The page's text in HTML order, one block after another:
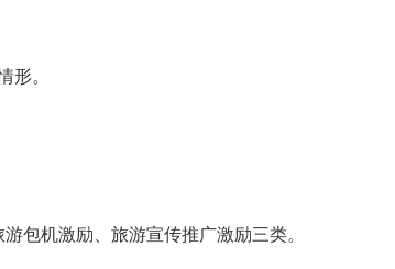
形。
包机激励、旅游宣传推广激励三类。